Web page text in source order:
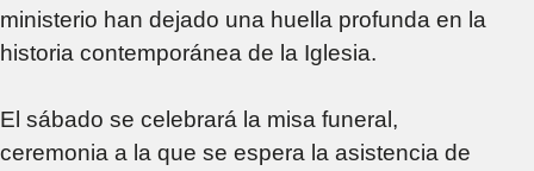
ministerio han dejado una huella profunda en la
historia contemporánea de la Iglesia.
El sábado se celebrará la misa funeral,
ceremonia a la que se espera la asistencia de